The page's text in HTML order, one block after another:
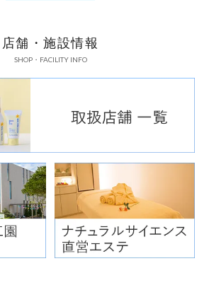
オウゴンエキス
肌を引き締める
店舗・施設情報
SHOP・FACILITY INFO